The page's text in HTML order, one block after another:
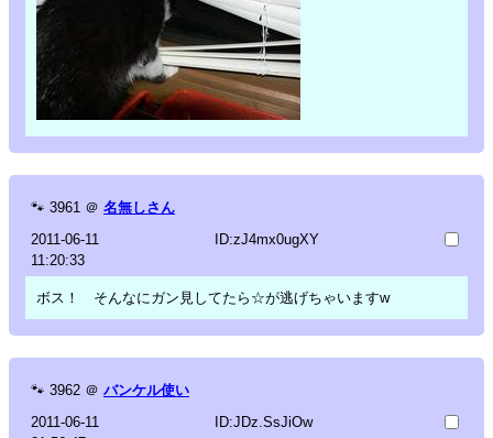
🐾 3961 ＠ 名無しさん
2011-06-11
11:20:33
ID:zJ4mx0ugXY
ボス！ そんなにガン見してたら☆が逃げちゃいますw
🐾 3962 ＠ バンケル使い
2011-06-11
ID:JDz.SsJiOw